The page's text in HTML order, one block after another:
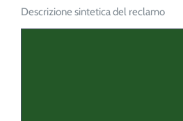
Descrizione *
Descrizione sintetica del reclamo